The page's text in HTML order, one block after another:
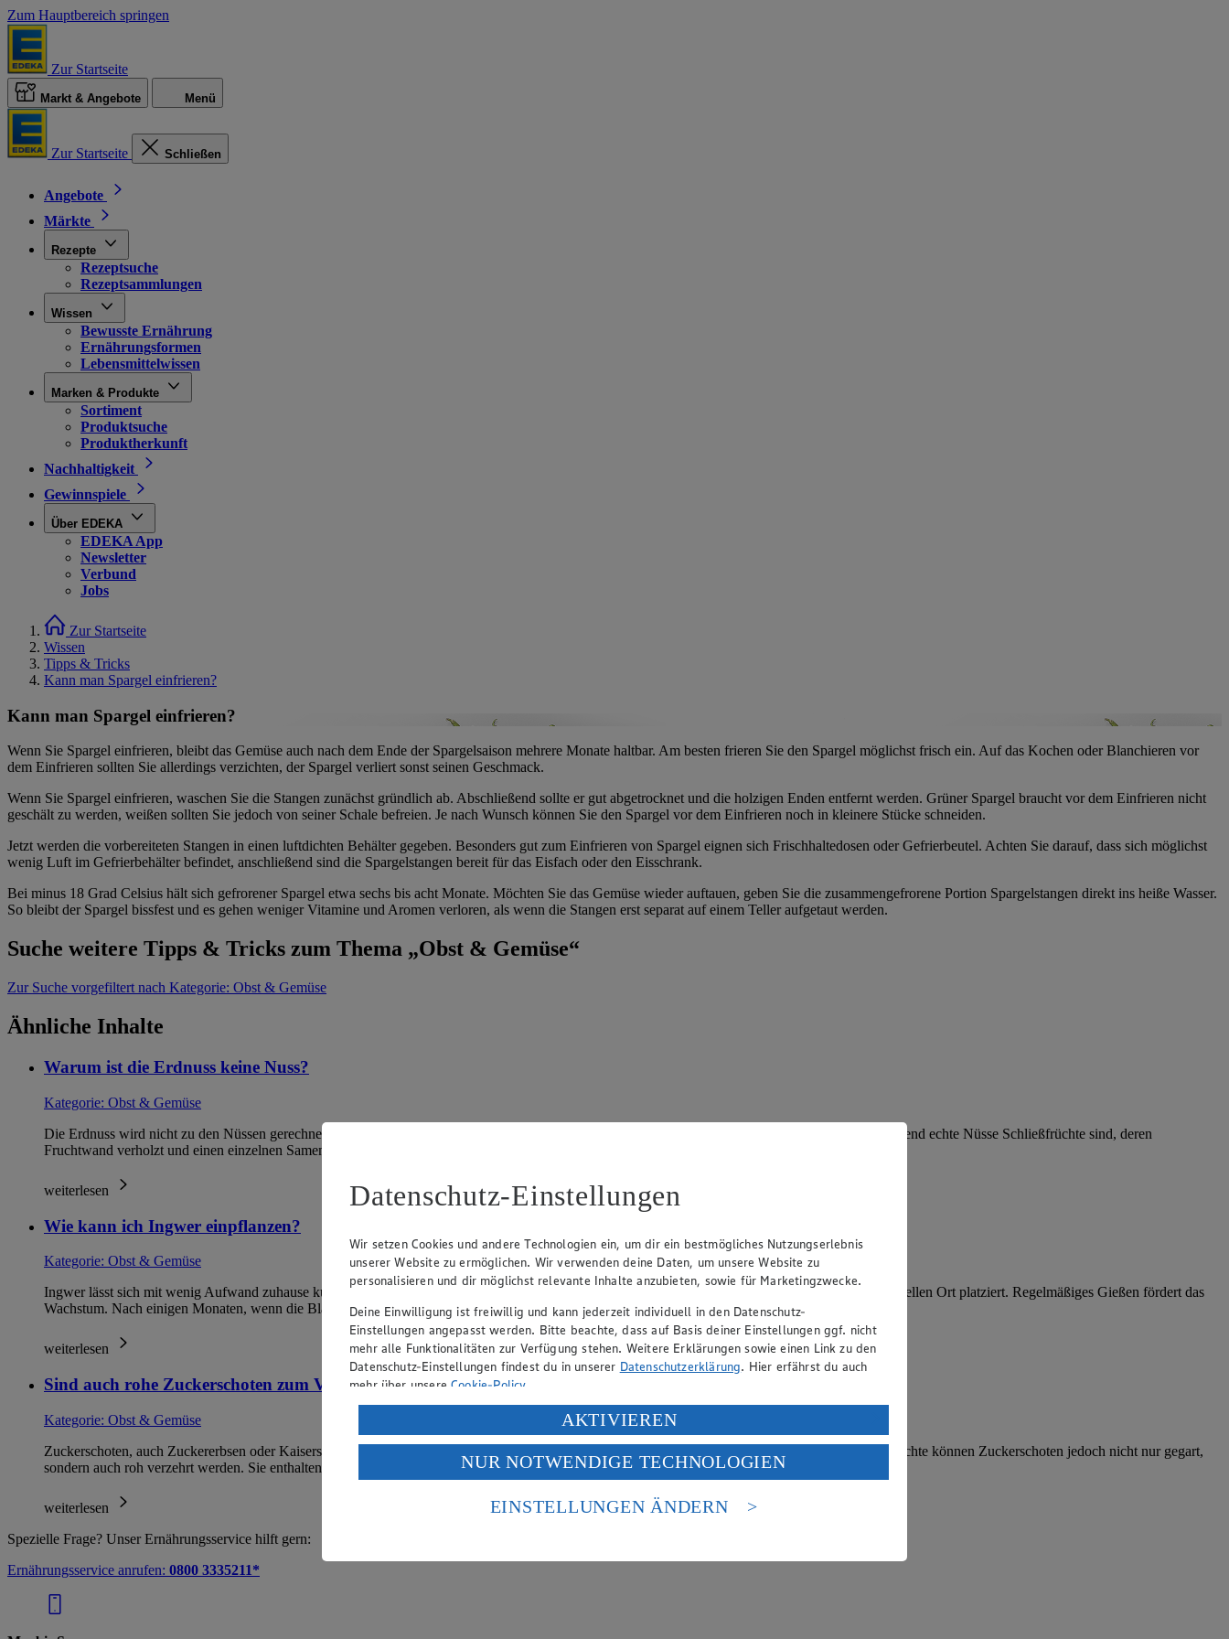
Zum Hauptbereich springen
Zur Startseite
Markt & Angebote Menü
Zur Startseite Schließen
Angebote
Märkte
Rezepte
Rezeptsuche
Rezeptsammlungen
Wissen
Bewusste Ernährung
Ernährungsformen
Lebensmittelwissen
Marken & Produkte
Sortiment
Produktsuche
Produktherkunft
Nachhaltigkeit
Gewinnspiele
Über EDEKA
EDEKA App
Newsletter
Verbund
Jobs
Zur Startseite
Wissen
Tipps & Tricks
Kann man Spargel einfrieren?
Kann man Spargel einfrieren?
Wenn Sie Spargel einfrieren, bleibt das Gemüse auch nach dem Ende der Spargelsaison mehrere Monate haltbar. Am besten frieren Sie den Spargel möglichst frisch ein. Auf das Kochen oder Blanchieren vor
dem Einfrieren sollten Sie allerdings verzichten, der Spargel verliert sonst seinen Geschmack.
Wenn Sie Spargel einfrieren, waschen Sie die Stangen zunächst gründlich ab. Abschließend sollte er gut abgetrocknet und die holzigen Enden entfernt werden. Grüner Spargel braucht vor dem Einfrieren nicht
geschält zu werden, weißen sollten Sie jedoch von seiner Schale befreien. Je nach Wunsch können Sie den Spargel vor dem Einfrieren noch in kleinere Stücke schneiden.
Jetzt werden die vorbereiteten Stangen in einen luftdichten Behälter gegeben. Besonders gut zum Einfrieren von Spargel eignen sich Frischhaltedosen oder Gefrierbeutel. Achten Sie darauf, dass sich möglichst
wenig Luft im Gefrierbehälter befindet, anschließend sind die Spargelstangen bereit für das Eisfach oder den Eisschrank.
Bei minus 18 Grad Celsius hält sich gefrorener Spargel etwa sechs bis acht Monate. Möchten Sie das Gemüse wieder auftauen, geben Sie die zusammengefrorene Portion Spargelstangen direkt ins heiße Wasser.
So bleibt der Spargel bissfest und es gehen weniger Vitamine und Aromen verloren, als wenn die Stangen erst separat auf einem Teller aufgetaut werden.
Suche weitere Tipps & Tricks zum Thema „Obst & Gemüse“
Zur Suche vorgefiltert nach Kategorie: Obst & Gemüse
Ähnliche Inhalte
Warum ist die Erdnuss keine Nuss?
Kategorie: Obst & Gemüse
Die Erdnuss wird nicht zu den Nüssen gerechnet, weil es sich bei ihr rein botanisch nicht um eine Nuss, sondern um eine Hülsenfrucht handelt. Während echte Nüsse Schließfrüchte sind, deren
Fruchtwand verholzt und einen einzelnen Samen umschließt, sin…
weiterlesen
Wie kann ich Ingwer einpflanzen?
Kategorie: Obst & Gemüse
Ingwer lässt sich mit wenig Aufwand zuhause kultivieren. Eine Bio-Knolle mit Austrieb wird in nährstoffreiche Erde gesetzt und an einem warmen, hellen Ort platziert. Regelmäßiges Gießen fördert das
Wachstum. Nach einigen Monaten, wenn die Blätter ver…
weiterlesen
Sind auch rohe Zuckerschoten zum Verzehr geeignet?
Kategorie: Obst & Gemüse
Zuckerschoten, auch Zuckererbsen oder Kaiserschoten genannt, zählen als Schmetterlingsblütler zu den Hülsenfrüchten. Anders als andere Hülsenfrüchte können Zuckerschoten jedoch nicht nur gegart,
sondern auch roh verzehrt werden. Sie enthalten keine I…
weiterlesen
Spezielle Frage? Unser Ernährungsservice hilft gern:
Ernährungsservice anrufen: 0800 3335211*
Datenschutz-Einstellungen
Wir setzen Cookies und andere Technologien ein, um dir ein bestmögliches Nutzungserlebnis
unserer Website zu ermöglichen. Wir verwenden deine Daten, um unsere Website zu
personalisieren und dir möglichst relevante Inhalte anzubieten, sowie für Marketingzwecke.
Deine Einwilligung ist freiwillig und kann jederzeit individuell in den Datenschutz-
Einstellungen angepasst werden. Bitte beachte, dass auf Basis deiner Einstellungen ggf. nicht
mehr alle Funktionalitäten zur Verfügung stehen. Weitere Erklärungen sowie einen Link zu den
Datenschutz-Einstellungen findest du in unserer Datenschutzerklärung. Hier erfährst du auch
mehr über unsereCookie-Policy.
Verarbeitung deiner personenbezogenen Daten in den USA durch Facebook und YouTube:
Wenn du auf „Aktivieren“ klickst, willigst du im Sinne des Art. 49 Abs. 1 Satz 1 lit. a) DSGVO
ein, dass deine Daten in den USA verarbeitet werden. Der EuGH sieht die USA als Land mit
einem nach europäischen Standards nicht angemessenen Datenschutzniveau an. Es besteht das
Risiko eines Zugriffs durch US-amerikanische Behörden.
AKTIVIEREN
NUR NOTWENDIGE TECHNOLOGIEN
EINSTELLUNGEN ÄNDERN